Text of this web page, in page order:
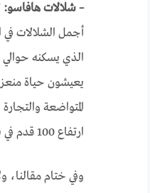
– شلالات هافاسو:
أجمل الشلالات
يعيشون حياة
المتواضعة
ارتفاع 100 قدم في بحيرة رائعة من المياه الخضراء.
وفي ختام مقالنا،